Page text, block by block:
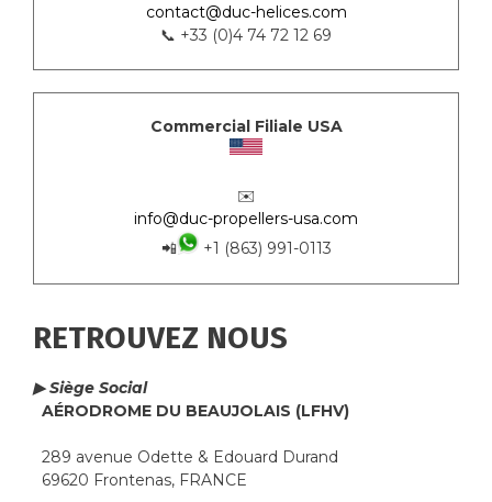
contact@duc-helices.com
📞 +33 (0)4 74 72 12 69
Commercial Filiale USA
✉️
info@duc-propellers-usa.com
📲
+1 (863) 991-0113
RETROUVEZ NOUS
▶ Siège Social
AÉRODROME DU BEAUJOLAIS (LFHV)
289 avenue Odette & Edouard Durand
69620 Frontenas, FRANCE